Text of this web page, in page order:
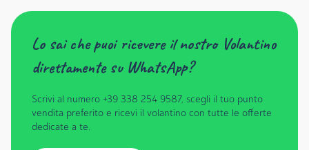
Lo sai che puoi ricevere il nostro Volantino
direttamente su WhatsApp?
Scrivi al numero +39 338 254 9587, scegli il tuo punto
vendita preferito e ricevi il volantino con tutte le offerte
dedicate a te.